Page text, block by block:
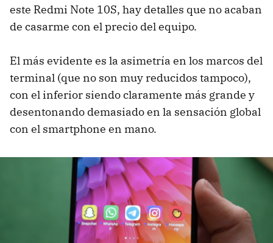
este Redmi Note 10S, hay detalles que no acaban
de casarme con el precio del equipo.
El más evidente es la asimetría en los marcos del
terminal (que no son muy reducidos tampoco),
con el inferior siendo claramente más grande y
desentonando demasiado en la sensación global
con el smartphone en mano.